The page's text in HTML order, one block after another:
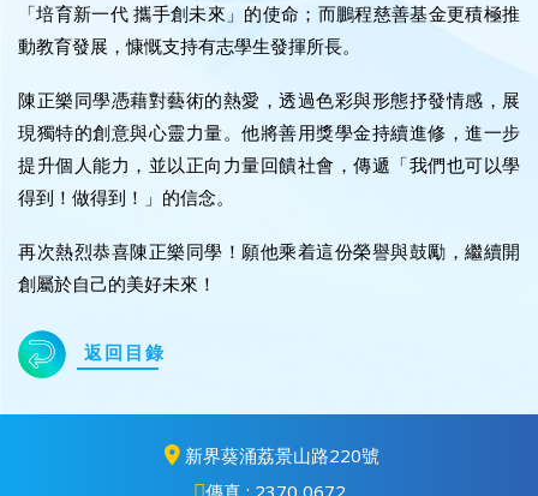
「培育新一代 攜手創未來」的使命；而鵬程慈善基金更積極推
動教育發展，慷慨支持有志學生發揮所長。
陳正樂同學憑藉對藝術的熱愛，透過色彩與形態抒發情感，展
現獨特的創意與心靈力量。他將善用獎學金持續進修，進一步
提升個人能力，並以正向力量回饋社會，傳遞「我們也可以學
得到！做得到！」的信念。
再次熱烈恭喜陳正樂同學！願他乘着這份榮譽與鼓勵，繼續開
創屬於自己的美好未來！
返回目錄
新界葵涌荔景山路220號